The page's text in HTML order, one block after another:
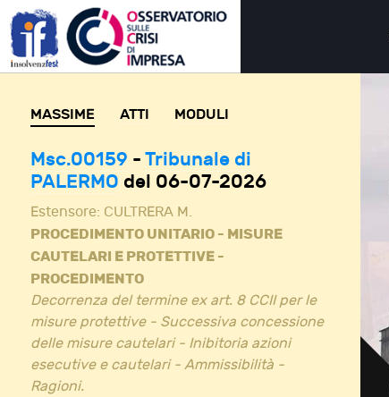
MASSIME ATTI MODULI
Msc.00159 - Tribunale di
PALERMO del 06-07-2026
Estensore: CULTRERA M.
PROCEDIMENTO UNITARIO - MISURE
CAUTELARI E PROTETTIVE -
PROCEDIMENTO
Decorrenza del termine ex art. 8 CCII per le
misure protettive - Successiva concessione
delle misure cautelari - Inibitoria azioni
esecutive e cautelari - Ammissibilità -
Ragioni.